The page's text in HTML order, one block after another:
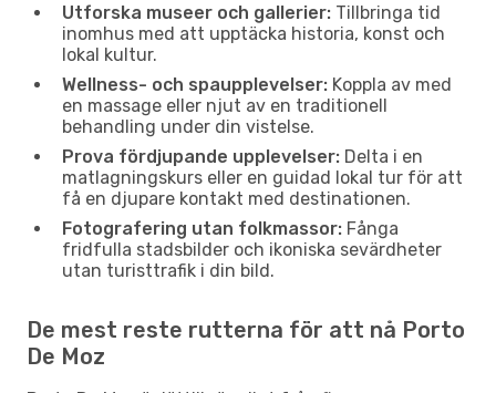
Utforska museer och gallerier: Tillbringa tid
inomhus med att upptäcka historia, konst och
lokal kultur.
Wellness- och spaupplevelser: Koppla av med
en massage eller njut av en traditionell
behandling under din vistelse.
Prova fördjupande upplevelser: Delta i en
matlagningskurs eller en guidad lokal tur för att
få en djupare kontakt med destinationen.
Fotografering utan folkmassor: Fånga
fridfulla stadsbilder och ikoniska sevärdheter
utan turisttrafik i din bild.
De mest reste rutterna för att nå Porto
De Moz